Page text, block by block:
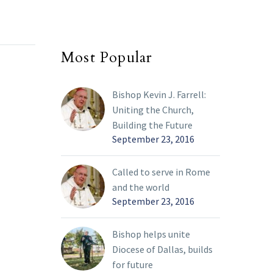
desde su retiro. Por
Violeta Rocha/Especial
Most Popular
Bishop Kevin J. Farrell:
Uniting the Church,
Building the Future
September 23, 2016
Called to serve in Rome
and the world
September 23, 2016
Bishop helps unite
Diocese of Dallas, builds
for future